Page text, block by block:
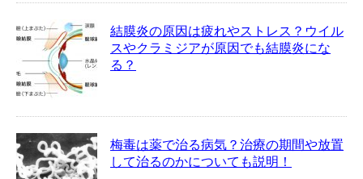
結膜炎の原因は疲れやストレス？ウイル
スやクラミジアが原因でも結膜炎にな
る？
梅毒は薬で治る病気？治療の期間や放置
して治るのかについても説明！